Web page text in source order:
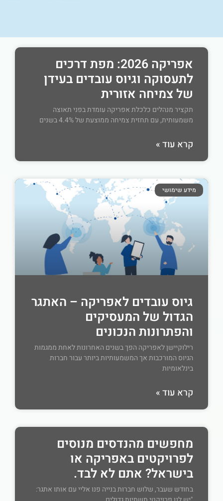
אפריקה 2026: מפת דרכים
לתעסוקה וגיוס עובדים בעידן
של צמיחה אזורית
תקציר מנהלים כלכלת אפריקה עומדת בפני תאוצה
משמעותית, עם תחזית צמיחה ממוצעת של 4.4% בשנים
קרא עוד »
מידע שימושי
גיוס עובדים לאפריקה – האתגר
הגדול של המעסיקים
והפתרונות הנכונים
רילוקיישן לאפריקה הפך בשנים האחרונות לאחת ממגמות
הגיוס המורכבות אך המשמעותיות ביותר עבור חברות
בינלאומיות
קרא עוד »
מחפשים מהנדסים מנוסים
לפרויקטים באפריקה או
בישראל? אתם לא לבד.
בחודש שעבר, שלוש חברות בנייה פנו אליי עם אותו אתגר: